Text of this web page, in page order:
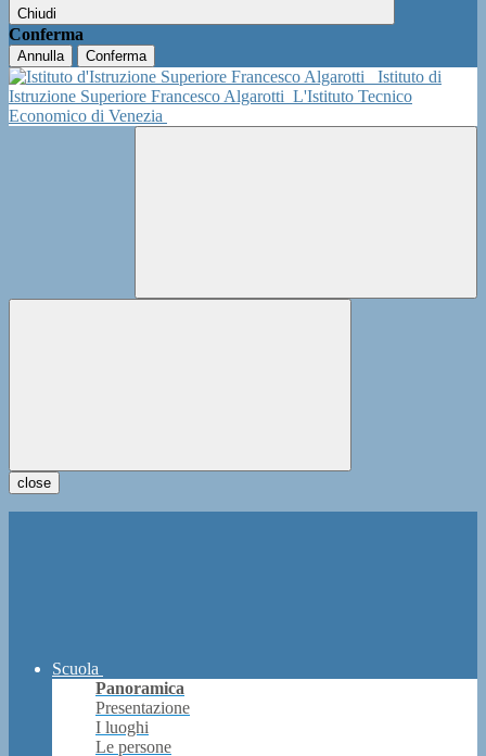
Chiudi
Conferma
Annulla Conferma
Istituto di
Istruzione Superiore Francesco Algarotti L'Istituto Tecnico
Economico di Venezia
close
Scuola
Panoramica
Presentazione
I luoghi
Le persone